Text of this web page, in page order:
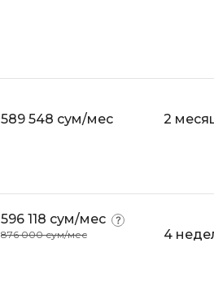
589 548 сум/мес 2
596 118 сум/мес
876 000 сум/мес 4